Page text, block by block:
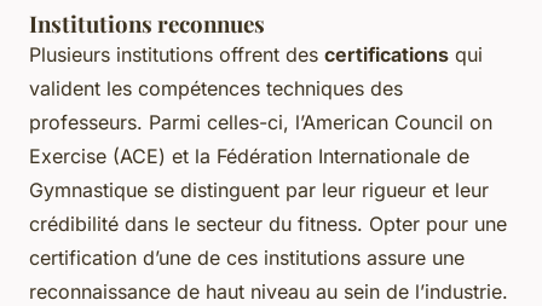
Institutions reconnues
Plusieurs institutions offrent des certifications qui
valident les compétences techniques des
professeurs. Parmi celles-ci, l’American Council on
Exercise (ACE) et la Fédération Internationale de
Gymnastique se distinguent par leur rigueur et leur
crédibilité dans le secteur du fitness. Opter pour une
certification d’une de ces institutions assure une
reconnaissance de haut niveau au sein de l’industrie.